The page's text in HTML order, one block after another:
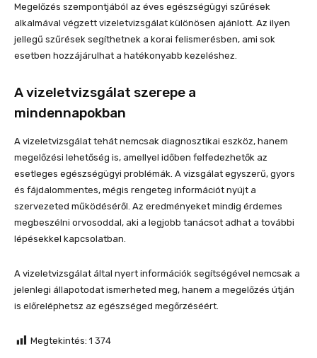
Megelőzés szempontjából az éves egészségügyi szűrések
alkalmával végzett vizeletvizsgálat különösen ajánlott. Az ilyen
jellegű szűrések segíthetnek a korai felismerésben, ami sok
esetben hozzájárulhat a hatékonyabb kezeléshez.
A vizeletvizsgálat szerepe a
mindennapokban
A vizeletvizsgálat tehát nemcsak diagnosztikai eszköz, hanem
megelőzési lehetőség is, amellyel időben felfedezhetők az
esetleges egészségügyi problémák. A vizsgálat egyszerű, gyors
és fájdalommentes, mégis rengeteg információt nyújt a
szervezeted működéséről. Az eredményeket mindig érdemes
megbeszélni orvosoddal, aki a legjobb tanácsot adhat a további
lépésekkel kapcsolatban.
A vizeletvizsgálat által nyert információk segítségével nemcsak a
jelenlegi állapotodat ismerheted meg, hanem a megelőzés útján
is előreléphetsz az egészséged megőrzéséért.
Megtekintés: 1 374